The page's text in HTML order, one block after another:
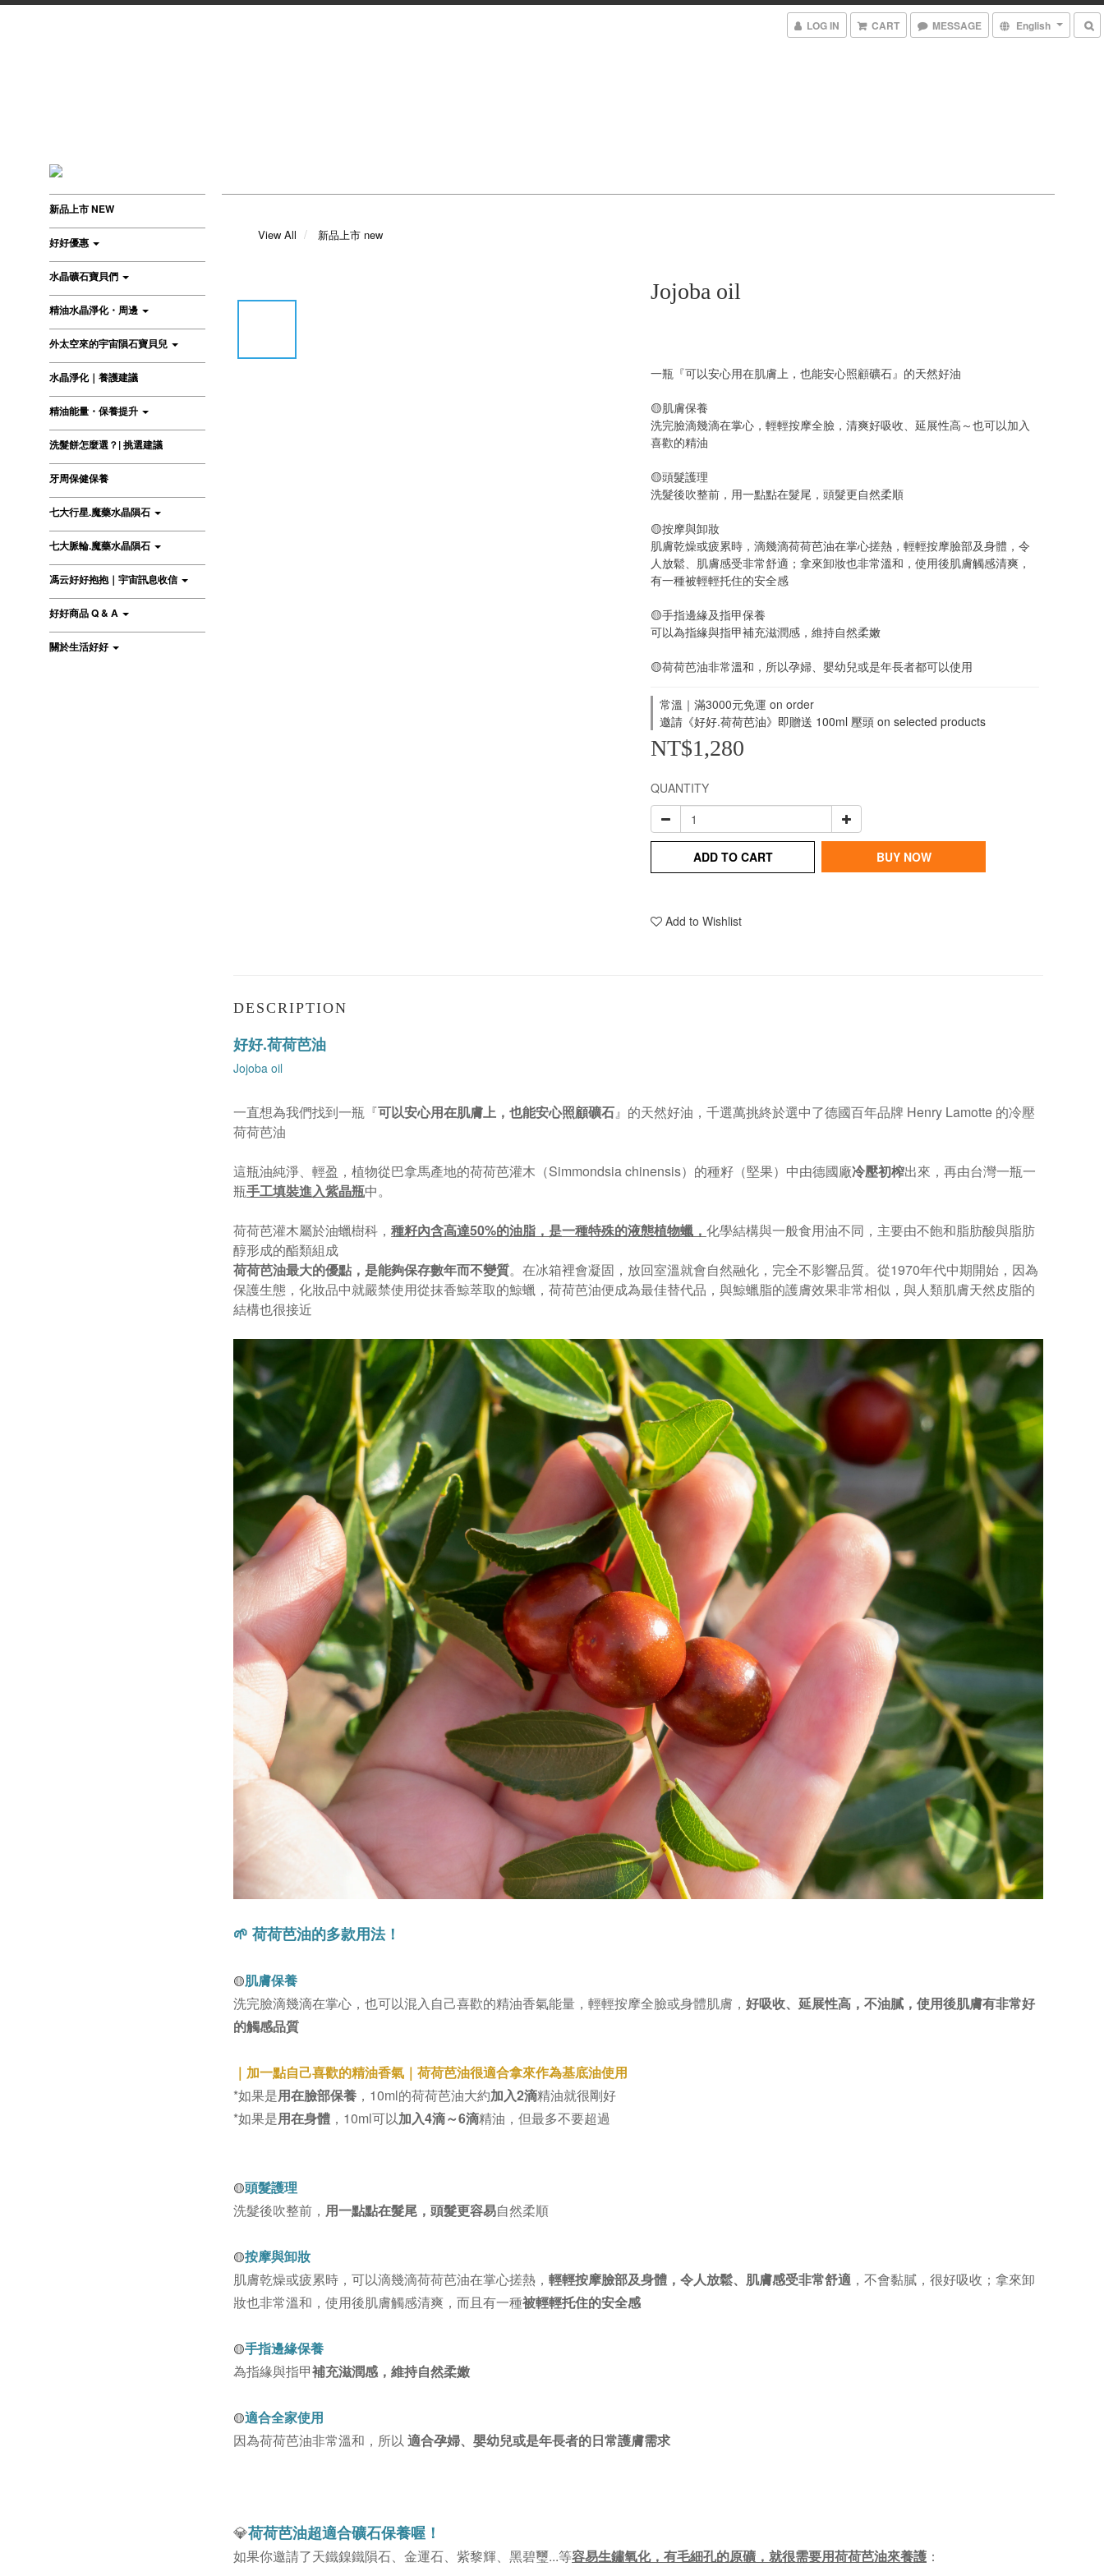
LOG IN CART MESSAGE English
新品上市 NEW
好好優惠
水晶礦石寶貝們
精油水晶淨化・周邊
外太空來的宇宙隕石寶貝兒
水晶淨化｜養護建議
精油能量・保養提升
洗髮餅怎麼選？| 挑選建議
牙周保健保養
七大行星.魔藥水晶隕石
七大脈輪.魔藥水晶隕石
馮云好好抱抱｜宇宙訊息收信
好好商品 Q & A
關於生活好好
View All 新品上市 new
Jojoba oil
一瓶『可以安心用在肌膚上，也能安心照顧礦石』的天然好油
🟡肌膚保養
洗完臉滴幾滴在掌心，輕輕按摩全臉，清爽好吸收、延展性高～也可以加入
喜歡的精油
🟡頭髮護理
洗髮後吹整前，用一點點在髮尾，頭髮更自然柔順
🟡按摩與卸妝
肌膚乾燥或疲累時，滴幾滴荷荷芭油在掌心搓熱，輕輕按摩臉部及身體，令
人放鬆、肌膚感受非常舒適；拿來卸妝也非常溫和，使用後肌膚觸感清爽，
有一種被輕輕托住的安全感
🟡手指邊緣及指甲保養
可以為指緣與指甲補充滋潤感，維持自然柔嫩
🟡荷荷芭油非常溫和，所以孕婦、嬰幼兒或是年長者都可以使用
常溫｜滿3000元免運 on order
邀請《好好.荷荷芭油》即贈送 100ml 壓頭 on selected products
NT$1,280
QUANTITY
ADD TO CART BUY NOW
Add to Wishlist
DESCRIPTION
好好.荷荷芭油
Jojoba oil
一直想為我們找到一瓶『可以安心用在肌膚上，也能安心照顧礦石』的天然好油，千選萬挑終於選中了德國百年品牌 Henry Lamotte 的冷壓
荷荷芭油
這瓶油純淨、輕盈，植物從巴拿馬產地的荷荷芭灌木（Simmondsia chinensis）的種籽（堅果）中由德國廠冷壓初榨出來，再由台灣一瓶一
瓶手工填裝進入紫晶瓶中。
荷荷芭灌木屬於油蠟樹科， 種籽內含高達50%的油脂，是一種特殊的液態植物蠟， 化學結構與一般食用油不同，主要由不飽和脂肪酸與脂肪
醇形成的酯類組成
荷荷芭油最大的優點，是能夠保存數年而不變質。在冰箱裡會凝固，放回室溫就會自然融化，完全不影響品質。從1970年代中期開始，因為
保護生態，化妝品中就嚴禁使用從抹香鯨萃取的鯨蠟，荷荷芭油便成為最佳替代品，與鯨蠟脂的護膚效果非常相似，與人類肌膚天然皮脂的
結構也很接近
🌱 荷荷芭油的多款用法！
🟡肌膚保養
洗完臉滴幾滴在掌心，也可以混入自己喜歡的精油香氣能量，輕輕按摩全臉或身體肌膚， 好吸收、延展性高，不油膩，使用後肌膚有非常好
的觸感品質
｜加一點自己喜歡的精油香氣 ｜ 荷荷芭油很適合拿來作為基底油使用
*如果是用在臉部保養 ，10ml的荷荷芭油大約加入2滴精油就很剛好
*如果是用在身體 ，10ml可以加入4滴～6滴精油，但最多不要超過
🟡頭髮護理
洗髮後吹整前， 用一點點在髮尾，頭髮更容易自然柔順
🟡按摩與卸妝
肌膚乾燥或疲累時，可以滴幾滴荷荷芭油在掌心搓熱， 輕輕按摩臉部及身體，令人放鬆、肌膚感受非常舒適 ，不會黏膩，很好吸收；拿來卸
妝也非常溫和，使用後肌膚觸感清爽，而且有一種被輕輕托住的安全感
🟡手指邊緣保養
為指緣與指甲補充滋潤感，維持自然柔嫩
🟡適合全家使用
因為荷荷芭油非常溫和，所以 適合孕婦、嬰幼兒或是年長者的日常護膚需求
💎荷荷芭油超適合礦石保養喔！
如果你邀請了天鐵鎳鐵隕石、 金運石、紫黎輝、黑碧璽...等容易生鏽氧化， 有毛細孔的原礦，就很需要用荷荷芭油來養護 ：